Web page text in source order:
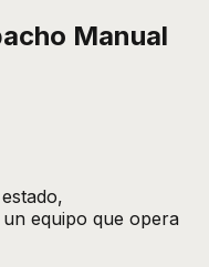
Manual
equipo que opera